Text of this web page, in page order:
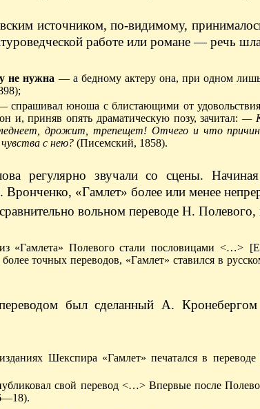
источником, по-видимому,
работе или романе — речь
не нужна — а бедному актеру она, при одном лишь
юноша с блистающими от
и, приняв опять драматическую позу, зачитал: —
дрожит, трепещет! Отчего и что
с нею? (Писемский, 1858).
регулярно звучали со сцены.
«Гамлет» более или менее
вольном переводе Н. Полевого,
«Гамлета» Полевого стали пословицами <…>
точных переводов, «Гамлет» ставился в
был сделанный А.
Шекспира «Гамлет» печатался в
свой перевод <…> Впервые после